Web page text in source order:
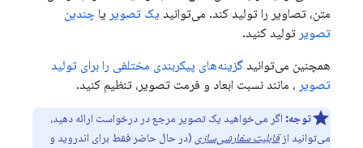
متن، تصاویر را تولید کند. می‌توانید یک تصویر یا چندین
تصویر تولید کنید.
همچنین می‌توانید گزینه‌های پیکربندی مختلفی را برای تولید
تصویر ، مانند نسبت ابعاد و فرمت تصویر، تنظیم کنید.
توجه: اگر می‌خواهید یک تصویر مرجع در درخواست ارائه دهید،
می‌توانید ازقابلیت سفارشی‌سازی (در حال حاضر فقط برای اندروید و